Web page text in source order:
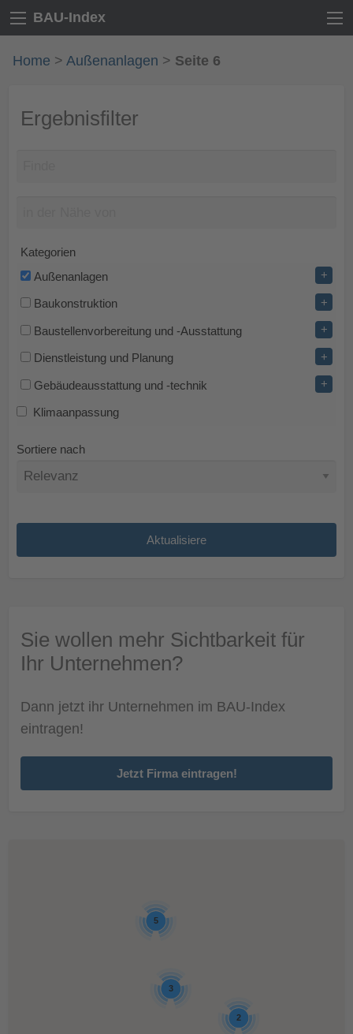
BAU-Index
Home > Außenanlagen > Seite 6
Ergebnisfilter
Kategorien
Außenanlagen
+
Baukonstruktion +
Baustellenvorbereitung und -Ausstattung +
Dienstleistung und Planung +
Gebäudeausstattung und -technik +
Klimaanpassung
Sortiere nach
Sie wollen mehr Sichtbarkeit für
Ihr Unternehmen?
Dann jetzt ihr Unternehmen im BAU-Index
eintragen!
Jetzt Firma eintragen!
5
3
2